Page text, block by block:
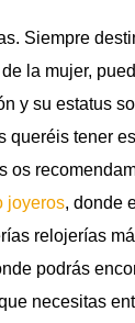
Siempre
la mujer,
y su estatus
queréis tener
os
joyeros, donde
relojerías
podrás
necesitas